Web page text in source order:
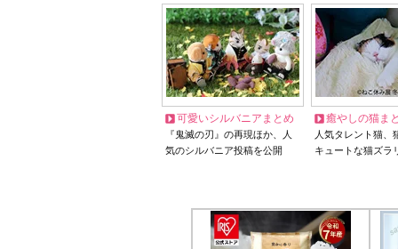
可愛いシルバニアまとめ
『鬼滅の刃』の再現ほか、人
気のシルバニア投稿を公開
癒やしの猫ま
人気タレント猫
キュートな猫ズラ